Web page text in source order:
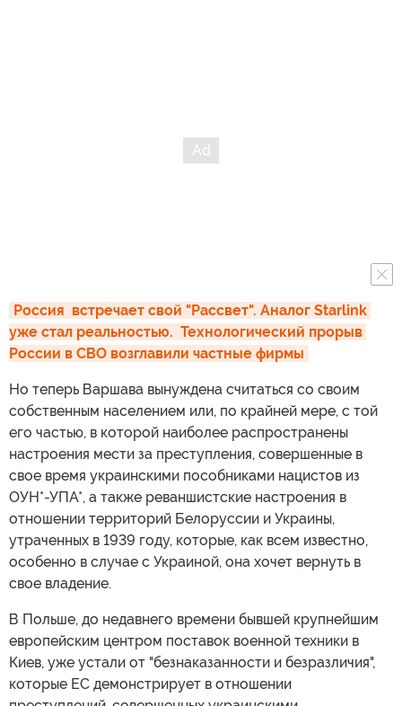
Россия  встречает свой "Рассвет". Аналог Starlink
уже стал реальностью.  Технологический прорыв
России в СВО возглавили частные фирмы
Но теперь Варшава вынуждена считаться со своим
собственным населением или, по крайней мере, с той
его частью, в которой наиболее распространены
настроения мести за преступления, совершенные в
свое время украинскими пособниками нацистов из
ОУН*-УПА*, а также реваншистские настроения в
отношении территорий Белоруссии и Украины,
утраченных в 1939 году, которые, как всем известно,
особенно в случае с Украиной, она хочет вернуть в
свое владение.
В Польше, до недавнего времени бывшей крупнейшим
европейским центром поставок военной техники в
Киев, уже устали от "безнаказанности и безразличия",
которые ЕС демонстрирует в отношении